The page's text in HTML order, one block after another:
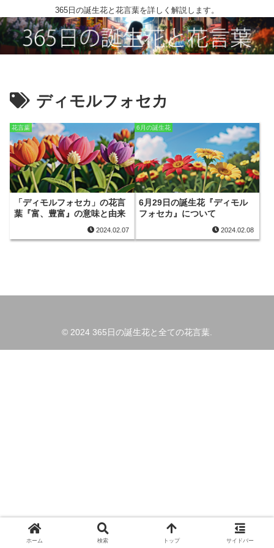
365日の誕生花と花言葉を詳しく解説します。
ディモルフォセカ
花言葉
「ディモルフォセカ」の花言
葉『富、豊富』の意味と由来
2024.02.07
6月の誕生花
6月29日の誕生花『ディモル
フォセカ』について
2024.02.08
© 2024 365日の誕生花と全ての花言葉.
ホーム 検索 トップ サイドバー